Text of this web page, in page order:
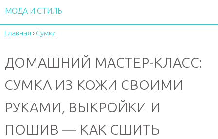
МОДА И СТИЛЬ
Главная › Сумки
ДОМАШНИЙ МАСТЕР-КЛАСС:
СУМКА ИЗ КОЖИ СВОИМИ
РУКАМИ, ВЫКРОЙКИ И
ПОШИВ — КАК СШИТЬ